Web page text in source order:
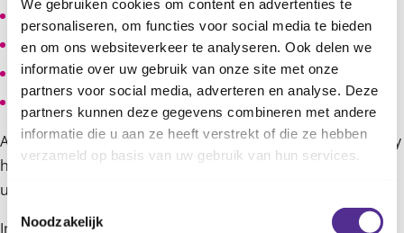
We gebruiken cookies om content en advertenties te
personaliseren, om functies voor social media te bieden
en om ons websiteverkeer te analyseren. Ook delen we
informatie over uw gebruik van onze site met onze
partners voor social media, adverteren en analyse. Deze
partners kunnen deze gegevens combineren met andere
informatie die u aan ze heeft verstrekt of die ze hebben
verzameld op basis van uw gebruik van hun services.
Noodzakelijk
smakt en maakt zuig- en likbewegingen;
sabbelt op de handen of op andere voorwerpen;
maakt geluiden;
maakt bewegingen met de armen.
Als je goed kijkt, zie je deze signalen vaak al voordat je baby
huilt. Als er niet snel genoeg voeding komt, zal je baby
uiteindelijk ook gaan huilen.
In dit filmpje vertelt presentatrice Fiona meer over